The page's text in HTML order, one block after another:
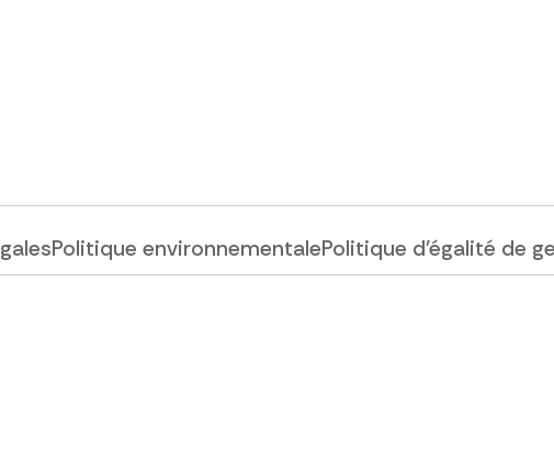
Politique environnementalePolitique d'égalité de